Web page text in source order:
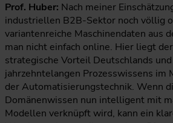
Prof. Huber: Nach meiner
industriellen B2B-Sektor noch völlig
variantenreiche Maschinendaten aus
man nicht einfach online. Hier liegt
strategische Vorteil Deutschlands
jahrzehntelangen Prozesswissens im
der Automatisierungstechnik. Wenn
Domänenwissen nun intelligent mit
Modellen verknüpft wird, kann ein